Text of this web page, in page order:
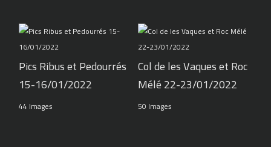
Pics Ribus et Pedourrés
15-16/01/2022
44 Images
Col de les Vaques et Roc
Mélé 22-23/01/2022
50 Images